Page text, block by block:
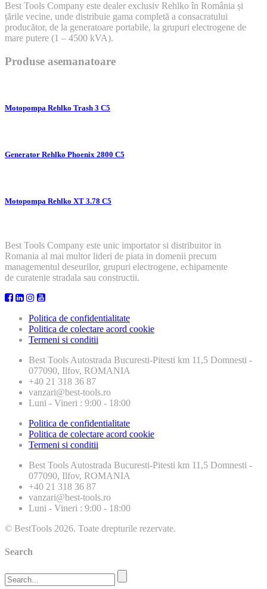
Best Tools Company este dealer exclusiv Rehlko în România și
țările vecine, unde distribuie gama completă a consacratului
producător, de la generatoare portabile, la grupuri electrogene de
mare putere (1 – 4500 kVA).
Produse asemanatoare
Motopompa Rehlko Trash 3 C5
Generator Rehlko Phoenix 2800 C5
Motopompa Rehlko XT 3.78 C5
Best Tools Company este unic importator si distribuitor in
Romania al mai multor lideri de piata in domenii precum
managementul deseurilor, grupuri electrogene, echipamente
de curatenie stradala sau constructii.
Politica de confidentialitate
Politica de colectare acord cookie
Termeni si conditii
Best Tools Autostrada Bucuresti-Pitesti km 11,5 Domnesti -
077090, Ilfov, ROMANIA
+40 21 318 36 87
vanzari@best-tools.ro
Luni - Vineri : 9:00 - 18:00
Politica de confidentialitate
Politica de colectare acord cookie
Termeni si conditii
Best Tools Autostrada Bucuresti-Pitesti km 11,5 Domnesti -
077090, Ilfov, ROMANIA
+40 21 318 36 87
vanzari@best-tools.ro
Luni - Vineri : 9:00 - 18:00
© BestTools 2026. Toate drepturile rezervate.
Search